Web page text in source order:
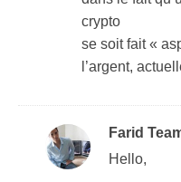
crypto
se soit fait «
l’argent,
Farid
Hello,